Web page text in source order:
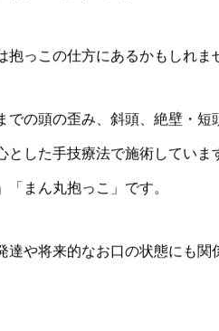
っこの仕方にあるかもしれま
での頭の歪み、斜頭、絶壁・短
した手技療法で施術していま
まん丸抱っこ」です。
や将来的なお口の状態にも関